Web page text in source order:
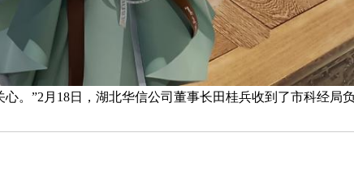
。”2月18日，湖北华信公司董事长田桂兵收到了市科经局